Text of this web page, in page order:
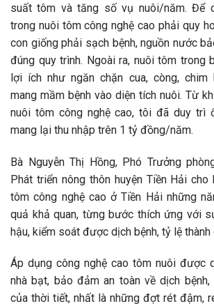
suất tôm và tăng số vụ nuôi/năm. Để
trong nuôi tôm công nghệ cao phải quy
con giống phải sạch bệnh, nguồn nước
đúng quy trình. Ngoài ra, nuôi tôm trong
lợi ích như ngăn chặn cua, còng, chim
mang mầm bệnh vào diện tích nuôi. Từ
nuôi tôm công nghệ cao, tôi đã duy trì
mang lại thu nhập trên 1 tỷ đồng/năm.
Bà Nguyễn Thị Hồng, Phó Trưởng
Phát triển nông thôn huyện Tiền Hải
tôm công nghệ cao ở Tiền Hải những
quả khả quan, từng bước thích ứng với
hậu, kiểm soát được dịch bệnh, tỷ lệ thành
Áp dụng công nghệ cao tôm nuôi được
nhà bạt, bảo đảm an toàn về dịch
của thời tiết, nhất là những đợt rét đậm,